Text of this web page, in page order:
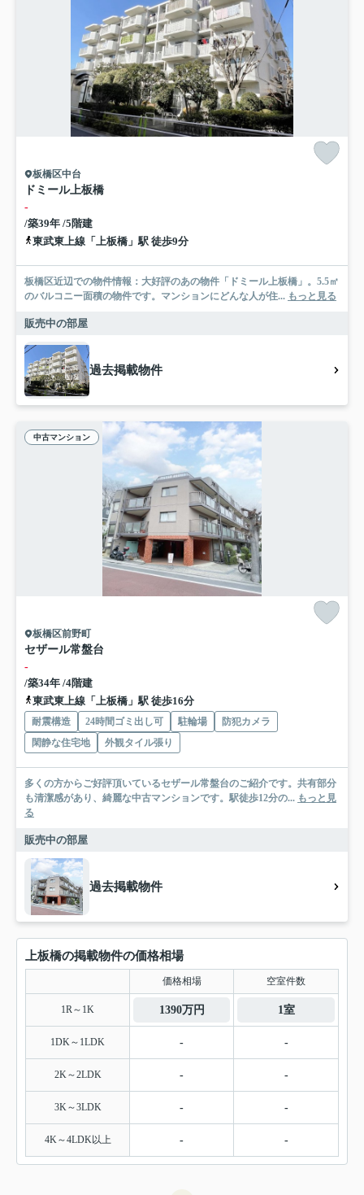
板橋区中台
ドミール上板橋
-
/築39年 /5階建
東武東上線「上板橋」駅 徒歩9分
板橋区近辺での物件情報：大好評のあの物件「ドミール上板橋」。5.5㎡
のバルコニー面積の物件です。マンションにどんな人が住... もっと見る
販売中の部屋
過去掲載物件
中古マンション
板橋区前野町
セザール常盤台
-
/築34年 /4階建
東武東上線「上板橋」駅 徒歩16分
耐震構造 24時間ゴミ出し可 駐輪場
防犯カメラ
閑静な住宅地
外観タイル張り
多くの方からご好評頂いているセザール常盤台のご紹介です。共有部分
も清潔感があり、綺麗な中古マンションです。駅徒歩12分の... もっと見
る
販売中の部屋
過去掲載物件
上板橋の掲載物件の価格相場
価格相場 空室件数
1R～1K 1390万円 1室
1DK～1LDK - -
2K～2LDK - -
3K～3LDK - -
4K～4LDK以上 - -